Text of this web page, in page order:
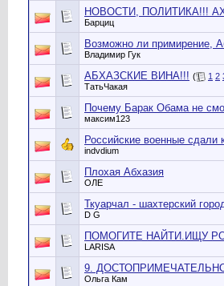
НОВОСТИ, ПОЛИТИКА!!!
Барциц
Возможно ли примирение,
Владимир Гук
АБХАЗСКИЕ ВИНА!!! ( 1 2
ТатьЧакая
Почему Барак Обама не
максим123
Российские военные
indvdium
Плохая Абхазия
ОЛЕ
Ткуарчал - шахтерский
D G
ПОМОГИТЕ НАЙТИ.ИЩУ
LARISA
9.
Ольга Кам